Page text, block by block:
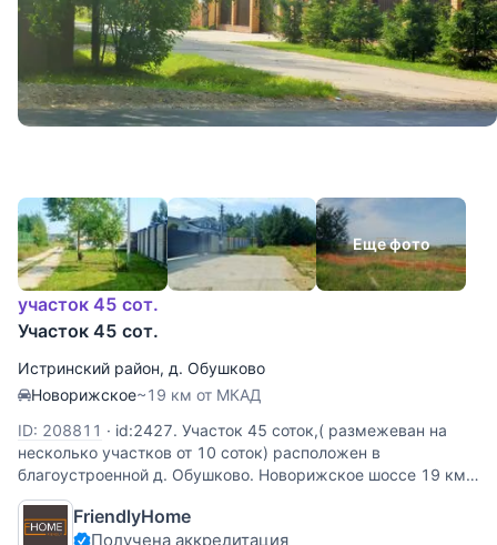
Еще фото
участок 45 сот.
Участок 45 сот.
Истринский район, д. Обушково
Новорижское~19 км от МКАД
ID: 208811 · id:2427. Участок 45 соток,( размежеван на
несколько участков от 10 соток) расположен в
благоустроенной д. Обушково. Новорижское шоссе 19 км.
Земли поселений, разрешенное использование - для
индивидуального жилищного строительства. ГПЗУ получен.
FriendlyHome
Получена аккредитация